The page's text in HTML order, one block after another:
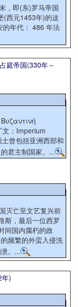
，即(东)罗马帝国
(西元1453年)的这
庭帝国(330年～
：Imperium
曾包括亚洲西部和
君主制国家。...
灭亡至文艺复兴前
斯，最后一位西罗
间国内腐朽的政
频繁的外蛮入侵洗
。...
年)